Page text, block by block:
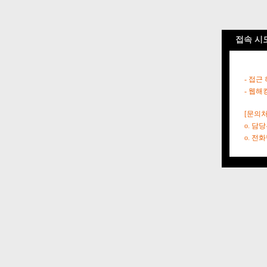
접속 시
- 접근
- 웹해
[문의
o. 담
o. 전화